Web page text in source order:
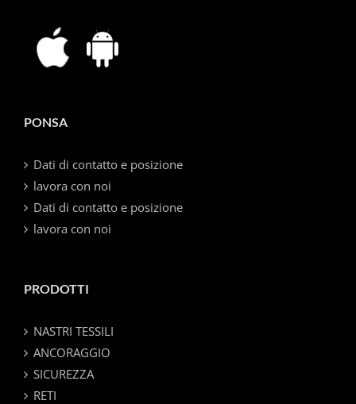
PONSA
Dati di contatto e posizione
lavora con noi
Dati di contatto e posizione
lavora con noi
PRODOTTI
NASTRI TESSILI
ANCORAGGIO
SICUREZZA
RETI